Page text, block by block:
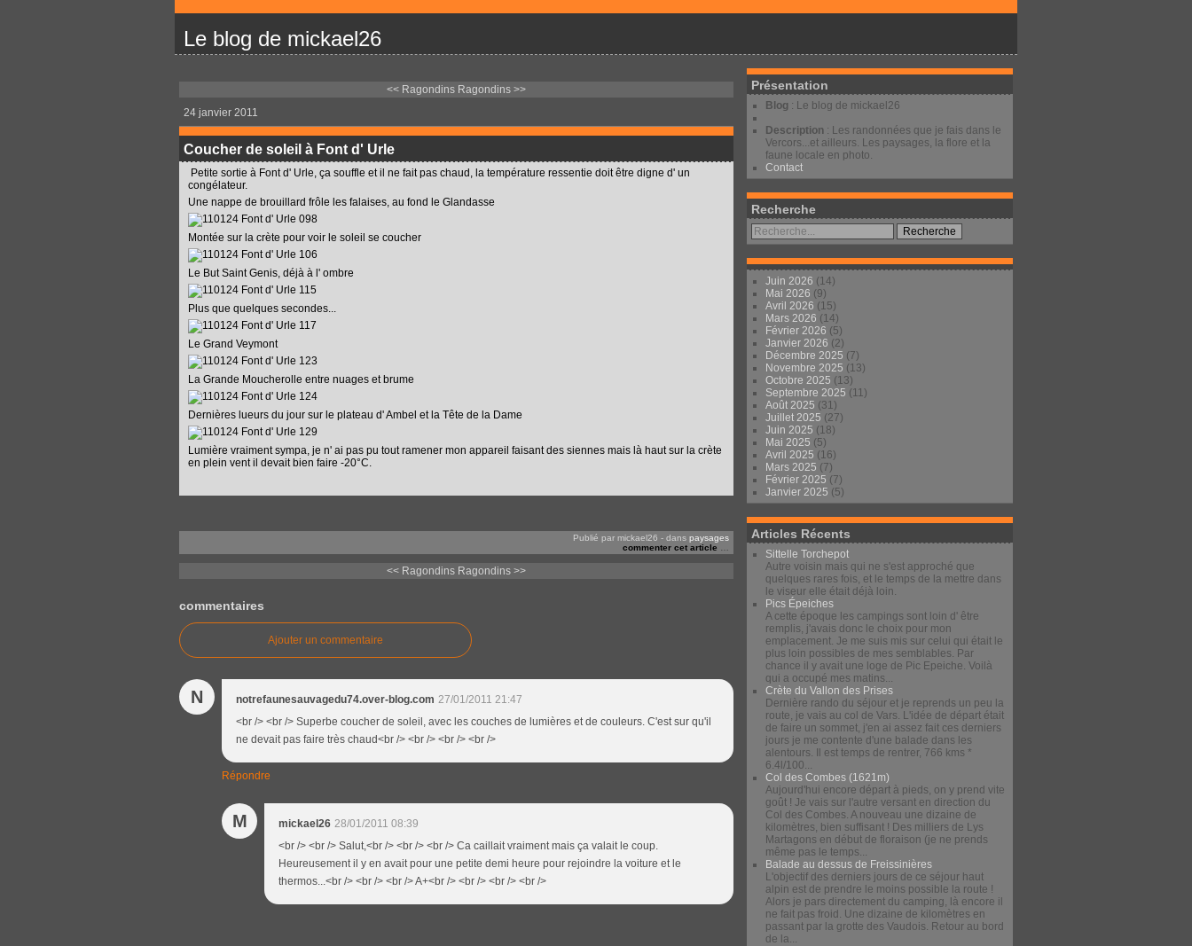
Le blog de mickael26
<< Ragondins Ragondins >>
24 janvier 2011
Coucher de soleil à Font d' Urle
Petite sortie à Font d' Urle, ça souffle et il ne fait pas chaud, la température ressentie doit être digne d' un
congélateur.
Une nappe de brouillard frôle les falaises, au fond le Glandasse
Montée sur la crète pour voir le soleil se coucher
Le But Saint Genis, déjà à l' ombre
Plus que quelques secondes...
Le Grand Veymont
La Grande Moucherolle entre nuages et brume
Dernières lueurs du jour sur le plateau d' Ambel et la Tête de la Dame
Lumière vraiment sympa, je n' ai pas pu tout ramener mon appareil faisant des siennes mais là haut sur la crète
en plein vent il devait bien faire -20°C.
Publié par mickael26 - dans paysages
commenter cet article
<< Ragondins Ragondins >>
commentaires
Ajouter un commentaire
N notrefaunesauvagedu74.over-blog.com 27/01/2011 21:47
<br /> <br /> Superbe coucher de soleil, avec les couches de lumières et de couleurs. C'est sur qu'il
ne devait pas faire très chaud<br /> <br /> <br /> <br />
Répondre
M mickael26 28/01/2011 08:39
<br /> <br /> Salut,<br /> <br /> <br /> Ca caillait vraiment mais ça valait le coup.
Heureusement il y en avait pour une petite demi heure pour rejoindre la voiture et le
thermos...<br /> <br /> <br /> A+<br /> <br /> <br /> <br />
Présentation
Blog : Le blog de mickael26
Description : Les randonnées que je fais dans le
Vercors...et ailleurs. Les paysages, la flore et la
faune locale en photo.
Contact
Recherche
Juin 2026 (14)
Mai 2026 (9)
Avril 2026 (15)
Mars 2026 (14)
Février 2026 (5)
Janvier 2026 (2)
Décembre 2025 (7)
Novembre 2025 (13)
Octobre 2025 (13)
Septembre 2025 (11)
Août 2025 (31)
Juillet 2025 (27)
Juin 2025 (18)
Mai 2025 (5)
Avril 2025 (16)
Mars 2025 (7)
Février 2025 (7)
Janvier 2025 (5)
Articles Récents
Sittelle Torchepot
Autre voisin mais qui ne s'est approché que
quelques rares fois, et le temps de la mettre dans
le viseur elle était déjà loin.
Pics Épeiches
A cette époque les campings sont loin d' être
remplis, j'avais donc le choix pour mon
emplacement. Je me suis mis sur celui qui était le
plus loin possibles de mes semblables. Par
chance il y avait une loge de Pic Epeiche. Voilà
qui a occupé mes matins...
Crète du Vallon des Prises
Dernière rando du séjour et je reprends un peu la
route, je vais au col de Vars. L'idée de départ était
de faire un sommet, j'en ai assez fait ces derniers
jours je me contente d'une balade dans les
alentours. Il est temps de rentrer, 766 kms *
6.4l/100...
Col des Combes (1621m)
Aujourd'hui encore départ à pieds, on y prend vite
goût ! Je vais sur l'autre versant en direction du
Col des Combes. A nouveau une dizaine de
kilomètres, bien suffisant ! Des milliers de Lys
Martagons en début de floraison (je ne prends
même pas le temps...
Balade au dessus de Freissinières
L'objectif des derniers jours de ce séjour haut
alpin est de prendre le moins possible la route !
Alors je pars directement du camping, là encore il
ne fait pas froid. Une dizaine de kilomètres en
passant par la grotte des Vaudois. Retour au bord
de la...